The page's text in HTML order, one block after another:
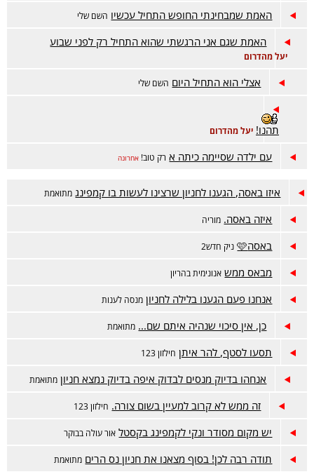
האמת שמבחינתי החופש התחיל עכשיו השם שלי
האמת שגם אני הרגשתי שהוא התחיל רק לפני שבוע
יעל מהדרום
אצלי הוא התחיל היום השם שלי
תהנו! יעל מהדרום
עם ילדה שסיימה כיתה א רק טוב! אחרונה
איזו באסה, הגענו לחניון שרצינו לעשות בו קמפינג מתואמת
איזה באסה. מוריה
באסה🩷 ניק חדש2
מבאס ממש אנונימית בהריון
אנחנו פעם הגענו בלילה לחניון מנסה לענות
כן, אין סיכוי שנהיה איתם שם... מתואמת
תסעו לסטף, להר איתן חילזון 123
אנחהו בדיוק מנסים לבדוק איפה בדיוק נמצא חניון מתואמת
זה ממש לא קרוב למעיין בשום צורה. חילזון 123
יש מקום מסודר ונקי לקמפינג בקסטל אור עולה בבוקר
תודה רבה לכן! בסוף מצאנו את חניון נס הרים מתואמת